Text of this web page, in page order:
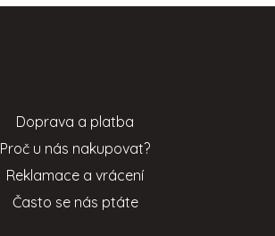
Doprava a platba
Proč u nás nakupovat?
Reklamace a vrácení
Často se nás ptáte